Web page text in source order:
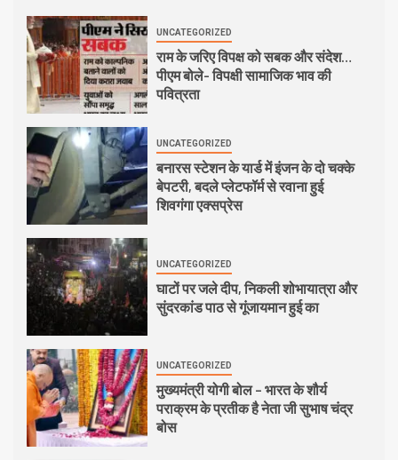
UNCATEGORIZED
राम के जरिए विपक्ष को सबक और संदेश…
पीएम बोले- विपक्षी सामाजिक भाव की
पवित्रता
UNCATEGORIZED
बनारस स्टेशन के यार्ड में इंजन के दो चक्के
बेपटरी, बदले प्लेटफॉर्म से रवाना हुई
शिवगंगा एक्सप्रेस
UNCATEGORIZED
घाटों पर जले दीप, निकली शोभायात्रा और
सुंदरकांड पाठ से गूंजायमान हुई का
UNCATEGORIZED
मुख्यमंत्री योगी बोल – भारत के शौर्य
पराक्रम के प्रतीक है नेता जी सुभाष चंद्र
बोस